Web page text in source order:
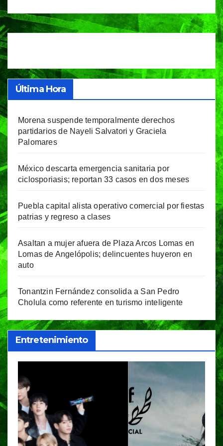
Última Hora
Morena suspende temporalmente derechos
partidarios de Nayeli Salvatori y Graciela
Palomares
México descarta emergencia sanitaria por
ciclosporiasis; reportan 33 casos en dos meses
Puebla capital alista operativo comercial por fiestas
patrias y regreso a clases
Asaltan a mujer afuera de Plaza Arcos Lomas en
Lomas de Angelópolis; delincuentes huyeron en
auto
Tonantzin Fernández consolida a San Pedro
Cholula como referente en turismo inteligente
Entretenimiento